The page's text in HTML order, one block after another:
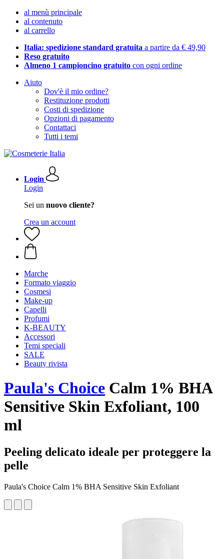
al menù principale
al contenuto
al carrello
Italia: spedizione standard gratuita a partire da € 49,90
Reso gratuito
Almeno 1 campioncino gratuito con ogni ordine
Aiuto
Dov'è il mio ordine?
Restituzione prodotti
Costi di spedizione
Opzioni di pagamento
Contattaci
Tutti i temi
Login
Login
Sei un nuovo cliente?
Crea un account
Marche
Formato viaggio
Cosmesi
Make-up
Capelli
Profumi
K-BEAUTY
Accessori
Temi speciali
SALE
Beauty rivista
Paula's Choice Calm 1% BHA
Sensitive Skin Exfoliant, 100
ml
Peeling delicato ideale per proteggere la
pelle
Paula's Choice Calm 1% BHA Sensitive Skin Exfoliant